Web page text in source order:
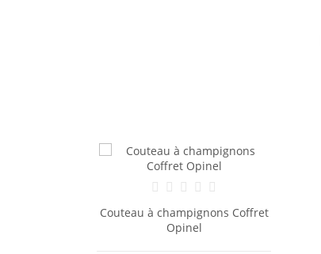
Plateau à fromage en hêtre avec
son couteau